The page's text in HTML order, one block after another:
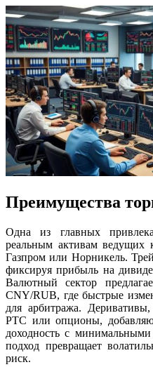
Преимущества
Одна из главных
реальным активам ведущих
Газпром или Норникель.
фиксируя прибыль на
Валютный сектор
CNY/RUB, где быстрые
для арбитража.
РТС или опционы,
доходность с
подход превращает
риск.